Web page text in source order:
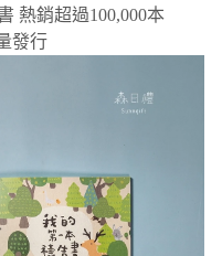
熱銷超過100,000本
發行